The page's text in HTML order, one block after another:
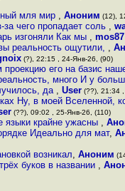
мля мир , Аноним (12),
чего пропадает соль ,
изгоняли Как мы , mos87
реальность ощутили, ,
(?), 22:15 , 24-Янв-26, (90)
его на базис
много И у
да , User (??), 21:34
Ну, в моей Вселенной,
(??), 09:02 , 25-Янв-26, (110)
языки крайне ужасны ,
Идеально для мат,
возникал, Аноним
буков в названии ,